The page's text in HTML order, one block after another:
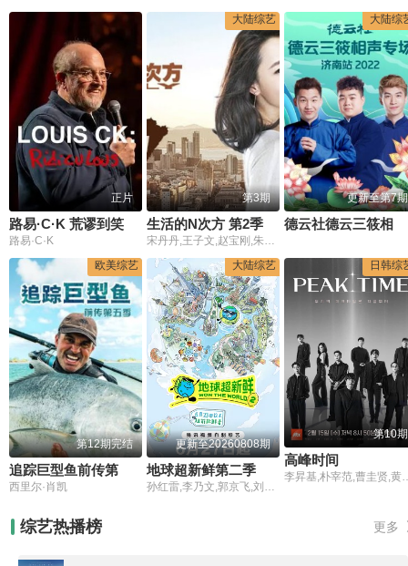
正片
路易·C·K 荒谬到笑
路易·C·K
大陆综艺
第3期
生活的N次方 第2季
宋丹丹,王子文,赵宝刚,朱雨辰,高露,白百何,贺刚,任重
大陆综
更新至第7期
欧美综艺
第12期完结
西里尔·肖凯
大陆综艺
更新至20260808期
地球超新鲜第二季
孙红雷,李乃文,郭京飞,刘宇宁,龚俊,陈星旭,王玉雯,林一
日韩综
第10期
高峰时间
李昇基,朴宰范,曹
综艺热播榜 更多